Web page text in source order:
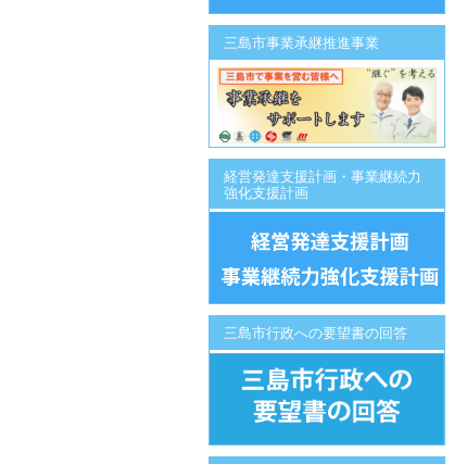
三島市事業承継推進事業
経営発達支援計画・事業継続力
強化支援計画
三島市行政への要望書の回答